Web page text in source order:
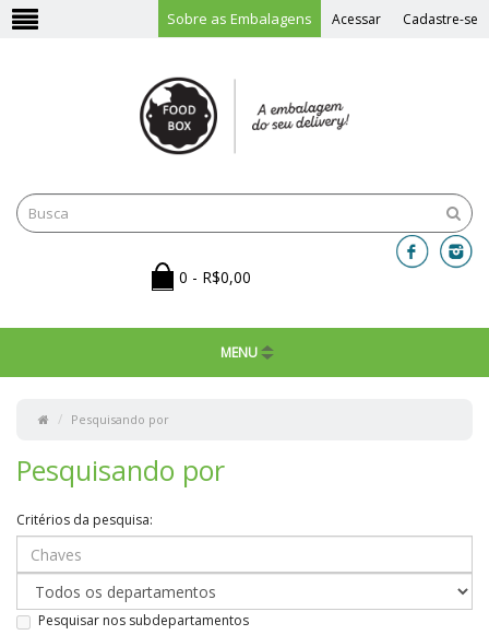
Sobre as Embalagens Acessar Cadastre-se
0 - R$0,00
MENU
Pesquisando por
Pesquisando por
Critérios da pesquisa:
Pesquisar nos subdepartamentos